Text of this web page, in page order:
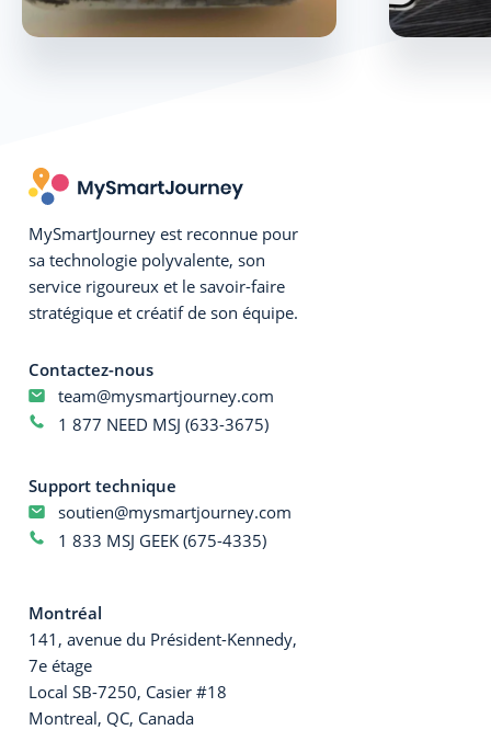
MySmartJourney est reconnue pour
sa technologie polyvalente, son
service rigoureux et le savoir-faire
stratégique et créatif de son équipe.
Contactez-nous
team@mysmartjourney.com
1 877 NEED MSJ (633-3675)
Support technique
soutien@mysmartjourney.com
1 833 MSJ GEEK (675-4335)
Montréal
141, avenue du Président-Kennedy,
7e étage
Local SB-7250, Casier #18
Montreal, QC, Canada